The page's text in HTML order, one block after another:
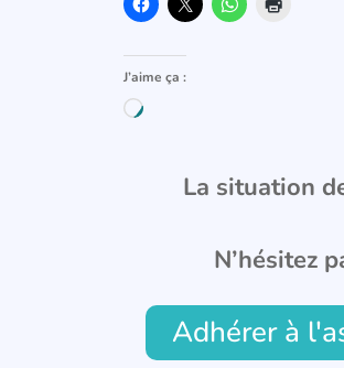
J’aime ça :
La situation
N’hésitez
Adhérer à